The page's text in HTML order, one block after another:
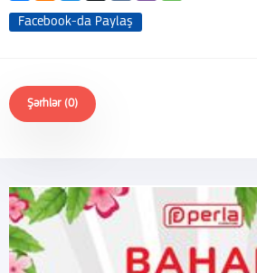
Facebook-da Paylaş
Şərhlər (0)